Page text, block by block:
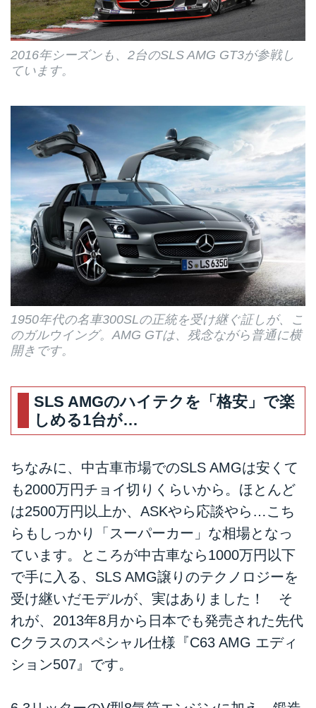
2016年シーズンも、2台のSLS AMG GT3が参戦し
ています。
1950年代の名車300SLの正統を受け継ぐ証しが、こ
のガルウイング。AMG GTは、残念ながら普通に横
開きです。
SLS AMGのハイテクを「格安」で楽
しめる1台が…
ちなみに、中古車市場でのSLS AMGは安くて
も2000万円チョイ切りくらいから。ほとんど
は2500万円以上か、ASKやら応談やら…こち
らもしっかり「スーパーカー」な相場となっ
ています。ところが中古車なら1000万円以下
で手に入る、SLS AMG譲りのテクノロジーを
受け継いだモデルが、実はありました！ そ
れが、2013年8月から日本でも発売された先代
Cクラスのスペシャル仕様『C63 AMG エディ
ション507』です。